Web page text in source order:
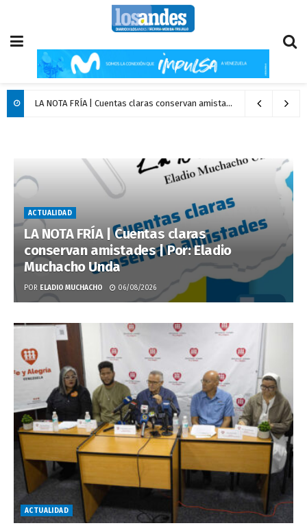
LA NOTA FRÍA | Cuentas claras conservan amistades | Por: Eladio Muchacho Unda
ACTUALIDAD
LA NOTA FRÍA | Cuentas claras
conservan amistades | Por: Eladio
Muchacho Unda
POR ELADIO MUCHACHO 06/08/2026
ACTUALIDAD